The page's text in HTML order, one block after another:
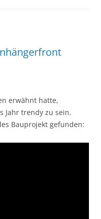
erwähnt hatte,
Jahr trendy zu sein.
Bauprojekt gefunden: